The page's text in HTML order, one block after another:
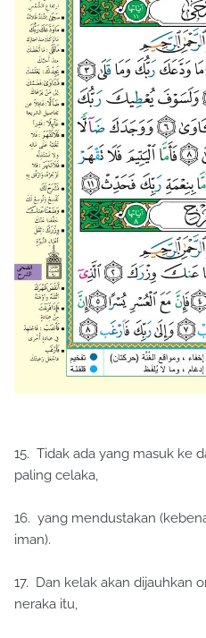
15. Tidak ada yang masuk ke
paling celaka,
16. yang mendustakan
iman).
17. Dan kelak akan dijauhkan
neraka itu,